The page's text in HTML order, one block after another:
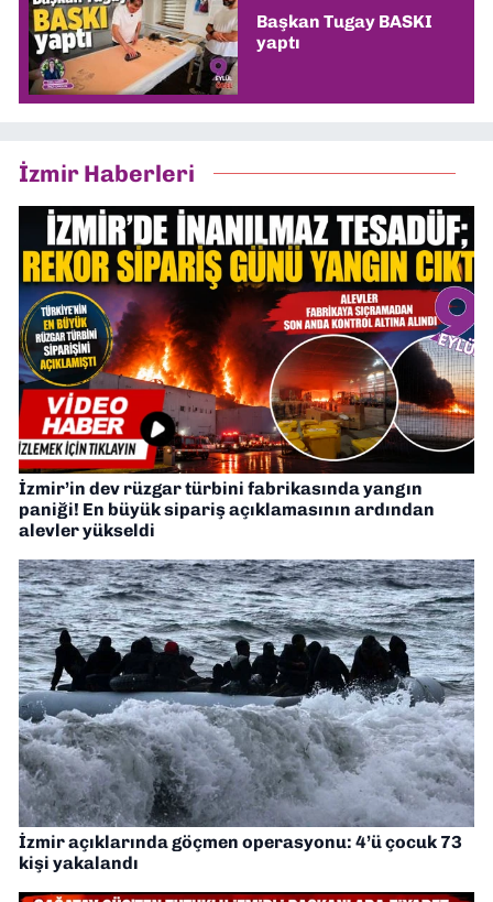
Başkan Tugay BASKI
yaptı
İzmir Haberleri
İzmir’in dev rüzgar türbini fabrikasında yangın
paniği! En büyük sipariş açıklamasının ardından
alevler yükseldi
İzmir açıklarında göçmen operasyonu: 4’ü çocuk 73
kişi yakalandı